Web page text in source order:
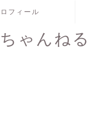
フィール
ゃんねる